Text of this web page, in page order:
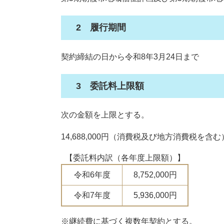
2 履行期間
契約締結の日から令和8年3月24日まで
3 委託料上限額
次の金額を上限とする。
14,688,000円（消費税及び地方消費税を含む
【委託料内訳（各年度上限額）】
令和6年度
8,752,000円
令和7年度 5,936,000円
※継続費に基づく複数年契約とする。